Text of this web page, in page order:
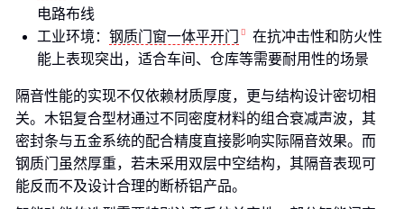
电路布线
工业环境： 钢质门窗一体平开门
在抗冲击性和防火性
能上表现突出，适合车间、仓库等需要耐用性的场景
隔音性能的实现不仅依赖材质厚度，更与结构设计密切相
关。木铝复合型材通过不同密度材料的组合衰减声波，其
密封条与五金系统的配合精度直接影响实际隔音效果。而
钢质门虽然厚重，若未采用双层中空结构，其隔音表现可
能反而不及设计合理的断桥铝产品。